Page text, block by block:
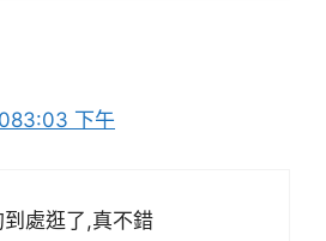
下午
處逛了,真不錯